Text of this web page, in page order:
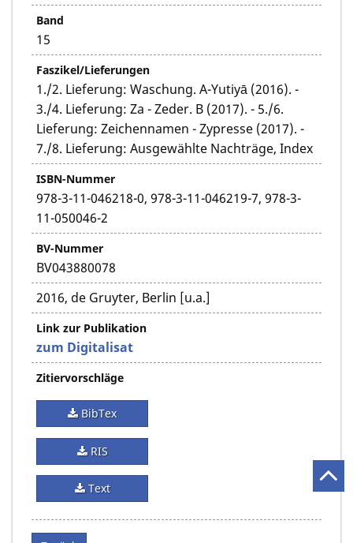
Band
15
Faszikel/Lieferungen
1./2. Lieferung: Waschung. A-Yutiyā (2016). -
3./4. Lieferung: Za - Zeder. B (2017). - 5./6.
Lieferung: Zeichennamen - Zypresse (2017). -
7./8. Lieferung: Ausgewählte Nachträge, Index
ISBN-Nummer
978-3-11-046218-0, 978-3-11-046219-7, 978-3-
11-050046-2
BV-Nummer
BV043880078
2016, de Gruyter, Berlin [u.a.]
Link zur Publikation
zum Digitalisat
Zitiervorschläge
BibTex
RIS
Text